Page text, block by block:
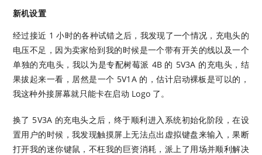
新机设置
经过接近 1 小时的各种试错之后，我发现了一个情况，充电头的
电压不足，因为卖家给到我的时候是一个带有开关的线以及一个
单独的充电头，我以为是专配树莓派 4B 的 5V3A 的充电头，结
果拔起来一看，居然是一个 5V1A 的，估计启动裸板是可以的，
我这种外接屏幕就只能卡在启动 Logo 了。
换了 5V3A 的充电头之后，终于顺利进入系统初始化阶段，在设
置用户的时候，我发现触摸屏上无法点出虚拟键盘来输入，果断
打开我的迷你键鼠，不枉我的巨资消耗，派上了用场并顺利解决